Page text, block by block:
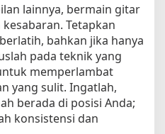
lainnya, bermain gitar
Tetapkan
bahkan jika hanya
pada teknik yang
memperlambat
yang sulit. Ingatlah,
berada di posisi Anda;
konsistensi dan